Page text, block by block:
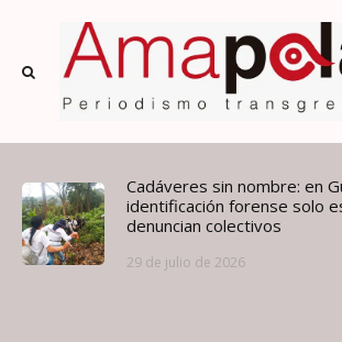
Cadáveres sin nombre: en
identificación forense solo
denuncian colectivos
29 de julio de 2026